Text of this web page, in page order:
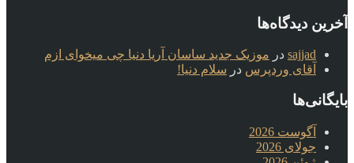
آخرین دیدگاه‌ها
sajjad در موزیک جدید ساسان آریا دنیا چی میخوای ازم
آقای وردپرس در سلام دنیا!
بایگانی‌ها
آگوست 2026
جولای 2026